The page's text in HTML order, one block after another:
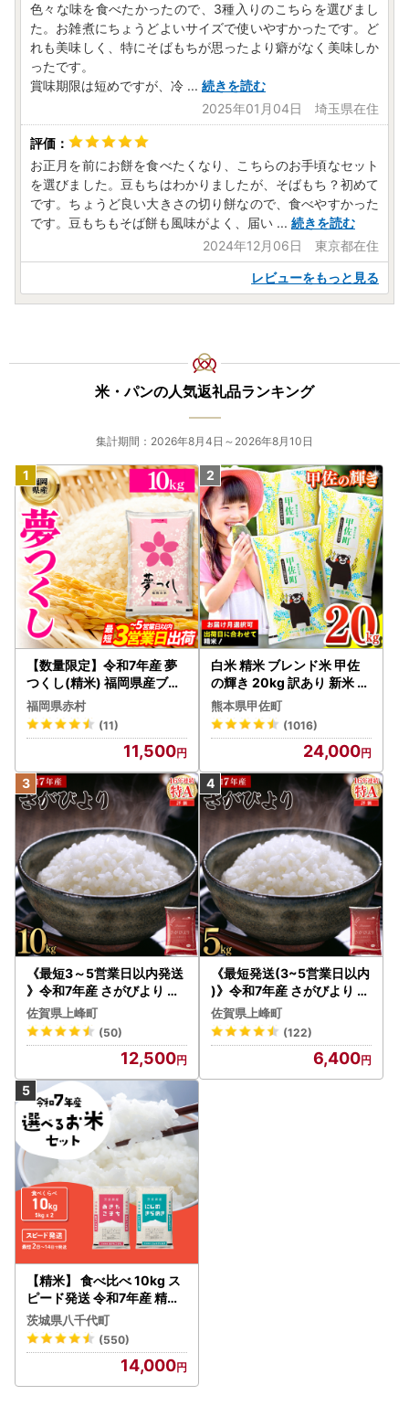
色々な味を食べたかったので、3種入りのこちらを選びまし
た。お雑煮にちょうどよいサイズで使いやすかったです。ど
れも美味しく、特にそばもちが思ったより癖がなく美味しか
ったです。
賞味期限は短めですが、冷 ... 続きを読む
2025年01月04日 埼玉県在住
お正月を前にお餅を食べたくなり、こちらのお手頃なセット
を選びました。豆もちはわかりましたが、そばもち？初めて
です。ちょうど良い大きさの切り餅なので、食べやすかった
です。豆もちもそば餅も風味がよく、届い ... 続きを読む
2024年12月06日 東京都在住
レビューをもっと見る
米・パンの人気返礼品ランキング
集計期間：2026年8月4日～2026年8月10日
【数量限定】令和7年産 夢
つくし(精米) 福岡県産ブラ
ンド米 10kg (品番:3X11R7)
福岡県赤村
(11)
11,500
白米 精米 ブレンド米 甲佐
の輝き 20kg 訳あり 新米 令
和8年産 11月より新米発送
【価格改定ZS】
熊本県甲佐町
(1016)
24,000
《最短3～5営業日以内発送
》令和7年産 さがびより 佐
賀県産（精米）10kg
佐賀県上峰町
(50)
12,500
《最短発送(3~5営業日以内
)》令和7年産 さがびより 佐
賀県産（精米）5kg
佐賀県上峰町
(122)
6,400
【精米】 食べ比べ 10kg ス
ピード発送 令和7年産 精米
白米
茨城県八千代町
(550)
14,000